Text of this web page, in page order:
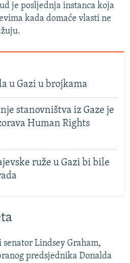
je posljednja instanca koja
kada domaće vlasti ne
u Gazi u brojkama
stanovništva iz Gaze je
Human Rights
ruže u Gazi bi bile
Lindsey Graham,
predsjednika Donalda